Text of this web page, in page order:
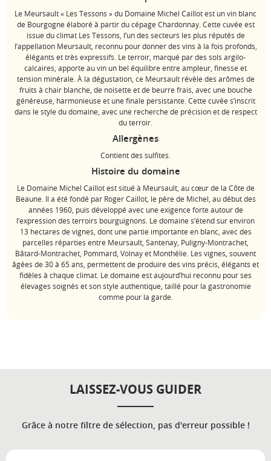
Le Meursault « Les Tessons » du Domaine Michel Caillot est un vin blanc
de Bourgogne élaboré à partir du cépage Chardonnay. Cette cuvée est
issue du climat Les Tessons, l’un des secteurs les plus réputés de
l’appellation Meursault, reconnu pour donner des vins à la fois profonds,
élégants et très expressifs. Le terroir, marqué par des sols argilo-
calcaires, apporte au vin un bel équilibre entre ampleur, finesse et
tension minérale. À la dégustation, ce Meursault révèle des arômes de
fruits à chair blanche, de noisette et de beurre frais, avec une bouche
généreuse, harmonieuse et une finale persistante. Cette cuvée s’inscrit
dans le style du domaine, avec une recherche de précision et de respect
du terroir.
Allergènes
Contient des sulfites.
Histoire du domaine
Le Domaine Michel Caillot est situé à Meursault, au cœur de la Côte de
Beaune. Il a été fondé par Roger Caillot, le père de Michel, au début des
années 1960, puis développé avec une exigence forte autour de
l’expression des terroirs bourguignons. Le domaine s’étend sur environ
13 hectares de vignes, dont une partie importante en blanc, avec des
parcelles réparties entre Meursault, Santenay, Puligny-Montrachet,
Bâtard-Montrachet, Pommard, Volnay et Monthélie. Les vignes, souvent
âgées de 30 à 65 ans, permettent de produire des vins précis, élégants et
fidèles à chaque climat. Le domaine est aujourd’hui reconnu pour ses
élevages soignés et son style authentique, taillé pour la gastronomie
comme pour la garde.
LAISSEZ-VOUS GUIDER
Grâce à notre filtre de sélection, pas d'erreur possible !